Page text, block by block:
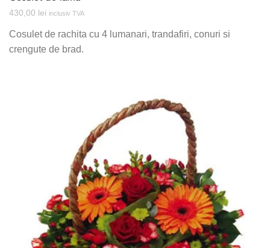
430,00 lei inclusiv TVA
Cosulet de rachita cu 4 lumanari, trandafiri, conuri si
crengute de brad.